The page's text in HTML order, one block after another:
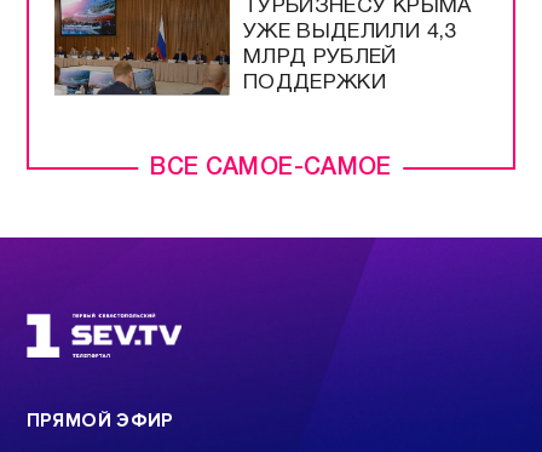
ВСЕ САМОЕ-САМОЕ
ТУРБИЗНЕСУ КРЫМА
УЖЕ ВЫДЕЛИЛИ 4,3
МЛРД РУБЛЕЙ
ПОДДЕРЖКИ
ПРЯМОЙ ЭФИР